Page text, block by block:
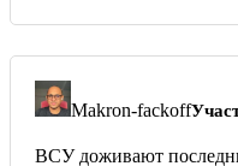
Makron-fackoff
ВСУ доживают